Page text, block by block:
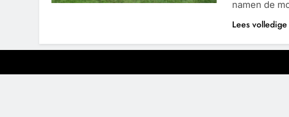
namen de
Lees